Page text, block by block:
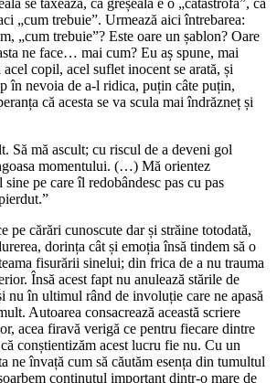
se taxează, că greșeala e o „catastrofă”, că
„cum trebuie”. Urmează aici întrebarea:
„cum trebuie”? Este oare un șablon? Oare
ne face… mai cum? Eu aș spune, mai
copil, acel suflet inocent se arată, și
în nevoia de a-l ridica, puțin câte puțin,
că acesta se va scula mai îndrăzneț și
Să mă ascult; cu riscul de a deveni gol
momentului. (…) Mă orientez
sine pe care îl redobândesc pas cu pas
pe cărări cunoscute dar și străine totodată,
dorința cât și emoția însă tindem să o
fisurării sinelui; din frica de a nu trauma
Însă acest fapt nu anulează stările de
nu în ultimul rând de involuție care ne apasă
Autoarea consacrează această scriere
acea firavă verigă ce pentru fiecare dintre
conștientizăm acest lucru fie nu. Cu un
ne învață cum să căutăm esența din tumultul
conținutul important dintr-o mare de